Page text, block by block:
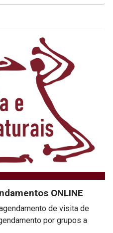
ONLINE
por grupos a